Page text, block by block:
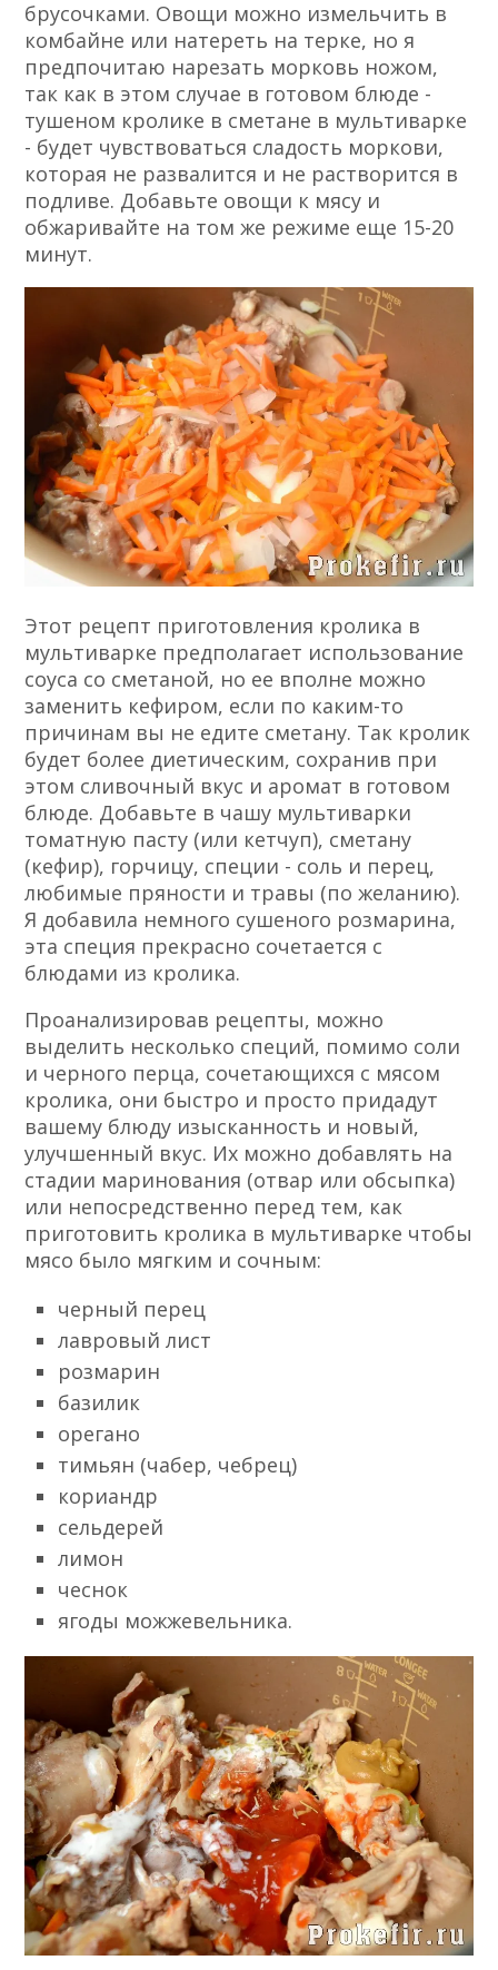
брусочками. Овощи можно измельчить в
комбайне или натереть на терке, но я
предпочитаю нарезать морковь ножом,
так как в этом случае в готовом блюде -
тушеном кролике в сметане в мультиварке
- будет чувствоваться сладость моркови,
которая не развалится и не растворится в
подливе. Добавьте овощи к мясу и
обжаривайте на том же режиме еще 15-20
минут.
Этот рецепт приготовления кролика в
мультиварке предполагает использование
соуса со сметаной, но ее вполне можно
заменить кефиром, если по каким-то
причинам вы не едите сметану. Так кролик
будет более диетическим, сохранив при
этом сливочный вкус и аромат в готовом
блюде. Добавьте в чашу мультиварки
томатную пасту (или кетчуп), сметану
(кефир), горчицу, специи - соль и перец,
любимые пряности и травы (по желанию).
Я добавила немного сушеного розмарина,
эта специя прекрасно сочетается с
блюдами из кролика.
Проанализировав рецепты, можно
выделить несколько специй, помимо соли
и черного перца, сочетающихся с мясом
кролика, они быстро и просто придадут
вашему блюду изысканность и новый,
улучшенный вкус. Их можно добавлять на
стадии маринования (отвар или обсыпка)
или непосредственно перед тем, как
приготовить кролика в мультиварке чтобы
мясо было мягким и сочным:
черный перец
лавровый лист
розмарин
базилик
орегано
тимьян (чабер, чебрец)
кориандр
сельдерей
лимон
чеснок
ягоды можжевельника.